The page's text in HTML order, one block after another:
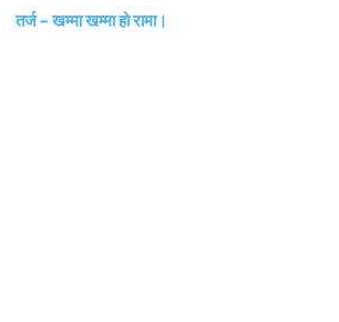
तर्ज – खम्मा खम्मा हो रामा।